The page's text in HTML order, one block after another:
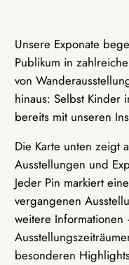
Unsere Exponate
Publikum in
von
hinaus: Selbst Kinder
bereits mit unseren
Die Karte unten zeigt
Ausstellungen und
Jeder Pin markiert
vergangenen
weitere Informationen
besonderen